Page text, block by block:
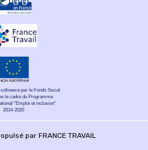
par le Fonds Social
le cadre du Programme
"Emploi et inclusion"
2014-2020
par FRANCE TRAVAIL